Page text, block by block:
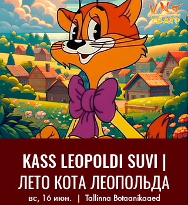
KASS LEOPOLDI SUVI |
ЛЕТО КОТА ЛЕОПОЛЬДА
вс, 16 июн.
  |
Tallinna Botaanikaaed